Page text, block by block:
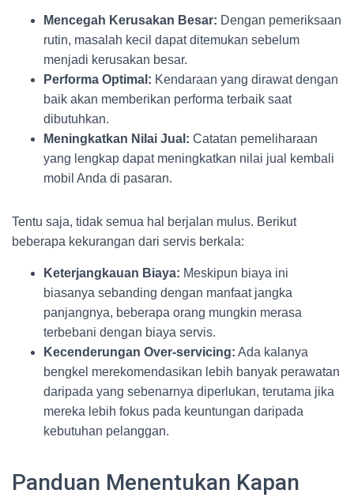
Mencegah Kerusakan Besar: Dengan pemeriksaan
rutin, masalah kecil dapat ditemukan sebelum
menjadi kerusakan besar.
Performa Optimal: Kendaraan yang dirawat dengan
baik akan memberikan performa terbaik saat
dibutuhkan.
Meningkatkan Nilai Jual: Catatan pemeliharaan
yang lengkap dapat meningkatkan nilai jual kembali
mobil Anda di pasaran.
Tentu saja, tidak semua hal berjalan mulus. Berikut
beberapa kekurangan dari servis berkala:
Keterjangkauan Biaya: Meskipun biaya ini
biasanya sebanding dengan manfaat jangka
panjangnya, beberapa orang mungkin merasa
terbebani dengan biaya servis.
Kecenderungan Over-servicing: Ada kalanya
bengkel merekomendasikan lebih banyak perawatan
daripada yang sebenarnya diperlukan, terutama jika
mereka lebih fokus pada keuntungan daripada
kebutuhan pelanggan.
Panduan Menentukan Kapan